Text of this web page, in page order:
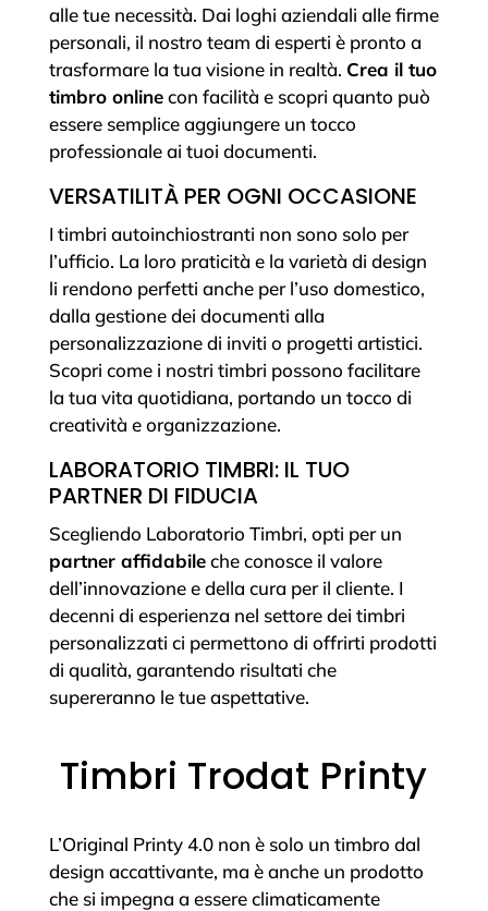
alle tue necessità. Dai loghi aziendali alle firme
personali, il nostro team di esperti è pronto a
trasformare la tua visione in realtà. Crea il tuo
timbro onlinecon facilità e scopri quanto può
essere semplice aggiungere un tocco
professionale ai tuoi documenti.
VERSATILITÀ PER OGNI OCCASIONE
I timbri autoinchiostranti non sono solo per
l’ufficio. La loro praticità e la varietà di design
li rendono perfetti anche per l’uso domestico,
dalla gestione dei documenti alla
personalizzazione di inviti o progetti artistici.
Scopri come i nostri timbri possono facilitare
la tua vita quotidiana, portando un tocco di
creatività e organizzazione.
LABORATORIO TIMBRI: IL TUO
PARTNER DI FIDUCIA
Scegliendo Laboratorio Timbri, opti per un
partner affidabileche conosce il valore
dell’innovazione e della cura per il cliente. I
decenni di esperienza nel settore dei timbri
personalizzati ci permettono di offrirti prodotti
di qualità, garantendo risultati che
supereranno le tue aspettative.
Timbri Trodat Printy
L’Original Printy 4.0 non è solo un timbro dal
design accattivante, ma è anche un prodotto
che si impegna a essere climaticamente